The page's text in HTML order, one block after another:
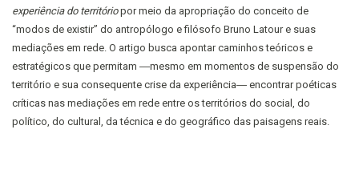
experiência do territóriopor meio da apropriação do conceito de
“modos de existir” do antropólogo e filósofo Bruno Latour e suas
mediações em rede. O artigo busca apontar caminhos teóricos e
estratégicos que permitam ―mesmo em momentos de suspensão do
território e sua consequente crise da experiência― encontrar poéticas
críticas nas mediações em rede entre os territórios do social, do
político, do cultural, da técnica e do geográfico das paisagens reais.